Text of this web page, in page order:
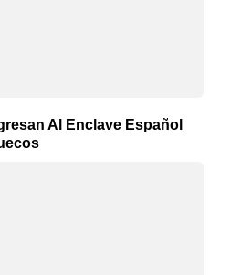
Al Enclave Español